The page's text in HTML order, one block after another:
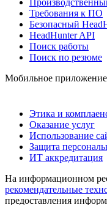
Требования к ПО
Безопасный
HeadHunter API
Поиск работы
Поиск по резюме
Мобильное приложение
Этика и
Оказание услуг
Использование
Защита
ИТ аккредитация
На информационном
рекомендательные
предоставления